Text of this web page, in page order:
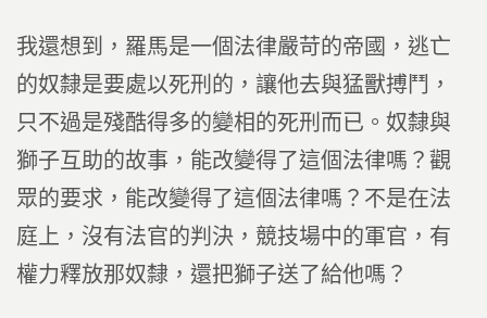
我還想到，羅馬是一個法律嚴苛的帝國，逃亡
的奴隸是要處以死刑的，讓他去與猛獸搏鬥，
只不過是殘酷得多的變相的死刑而已。奴隸與
獅子互助的故事，能改變得了這個法律嗎？觀
眾的要求，能改變得了這個法律嗎？不是在法
庭上，沒有法官的判決，競技場中的軍官，有
權力釋放那奴隸，還把獅子送了給他嗎？